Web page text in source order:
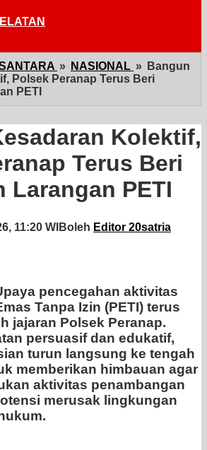
» NASIONAL » Bangun
Polsek Peranap Terus Beri
PETI
Kolektif,
Terus Beri
Larangan PETI
11:20 WIBoleh Editor 20satria
pencegahan aktivitas
Tanpa Izin (PETI) terus
jajaran Polsek Peranap.
persuasif dan edukatif,
turun langsung ke tengah
memberikan himbauan agar
aktivitas penambangan
merusak lingkungan